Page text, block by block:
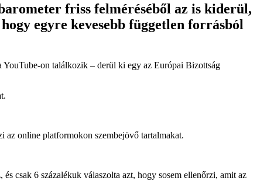
friss felméréséből az is kiderül,
egyre kevesebb független forrásból
YouTube-on találkozik – derül ki egy az Európai Bizottság
az online platformokon szembejövő tartalmakat.
csak 6 százalékuk válaszolta azt, hogy sosem ellenőrzi, amit az